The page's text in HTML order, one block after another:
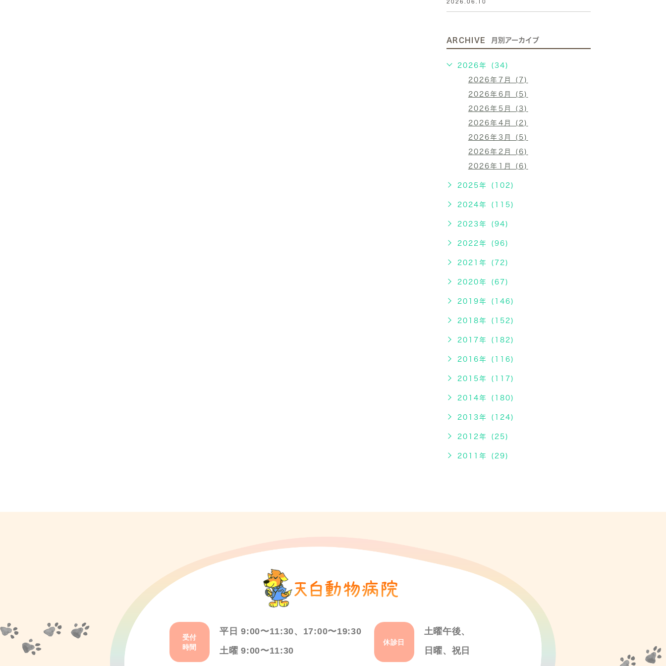
2026.06.10
ARCHIVE 月別アーカイブ
2026年 (34)
2026年7月 (7)
2026年6月 (5)
2026年5月 (3)
2026年4月 (2)
2026年3月 (5)
2026年2月 (6)
2026年1月 (6)
2025年 (102)
2024年 (115)
2023年 (94)
2022年 (96)
2021年 (72)
2020年 (67)
2019年 (146)
2018年 (152)
2017年 (182)
2016年 (116)
2015年 (117)
2014年 (180)
2013年 (124)
2012年 (25)
2011年 (29)
受付
時間
平日 9:00〜11:30、17:00〜19:30
土曜 9:00〜11:30
休診日
土曜午後、
日曜、祝日